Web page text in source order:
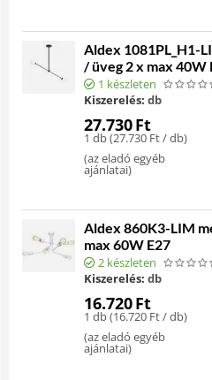
Aldex 1081PL_H1-
/ üveg 2 x max 40W
1 készleten
Kiszerelés: db
27.730Ft
1 db (27.730 Ft/ db)
(az eladó egyéb
ajánlatai)
Aldex 860K3-LIM
max 60W E27
2 készleten
Kiszerelés: db
16.720Ft
1 db (16.720 Ft/ db)
(az eladó egyéb
ajánlatai)